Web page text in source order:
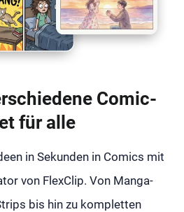
Comic-
für alle
in Sekunden in Comics mit
von FlexClip. Von Manga-
bis hin zu kompletten